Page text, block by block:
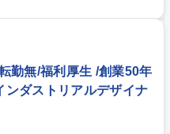
ー・建材・工務店になります。
エリアはメインは神奈川県、その
ます。 ※快適な職場環境を目指
実させております！ 募集職
老舗商社/福利厚生◎/業績好調◎
勤無/福利厚生 /創業50年
ンダストリアルデザイナ